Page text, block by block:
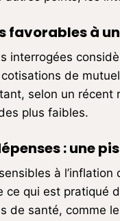
favorables à
interrogées
de
selon un récent
plus faibles.
: une
à
ce qui est
de santé, comme